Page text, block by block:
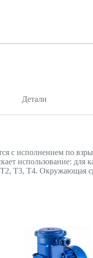
Детали
с исполнением по
использование: для
Т3, Т4. Окружающая